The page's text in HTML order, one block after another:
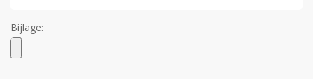
Bijlage: